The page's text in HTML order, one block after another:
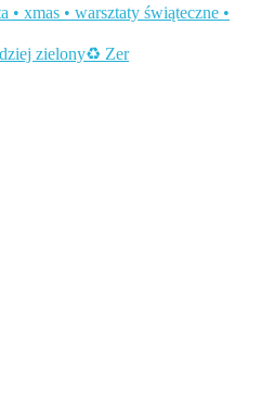
zielony♻️ Zer